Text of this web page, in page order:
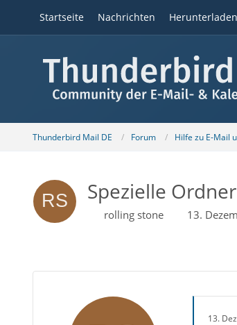
Startseite Nachrichten Herunterladen
Thunderbird Mail DE Forum Hilfe zu E-Mail
Spezielle
rolling stone 13.
13.